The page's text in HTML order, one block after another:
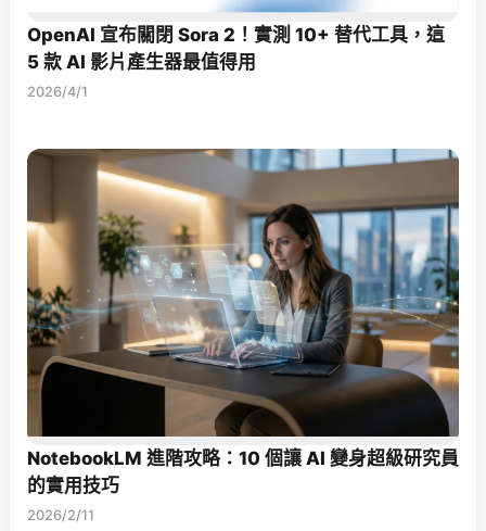
OpenAI 宣布關閉 Sora 2！實測 10+ 替代工具，這
5 款 AI 影片產生器最值得用
2026/4/1
NotebookLM 進階攻略：10 個讓 AI 變身超級研究員
的實用技巧
2026/2/11